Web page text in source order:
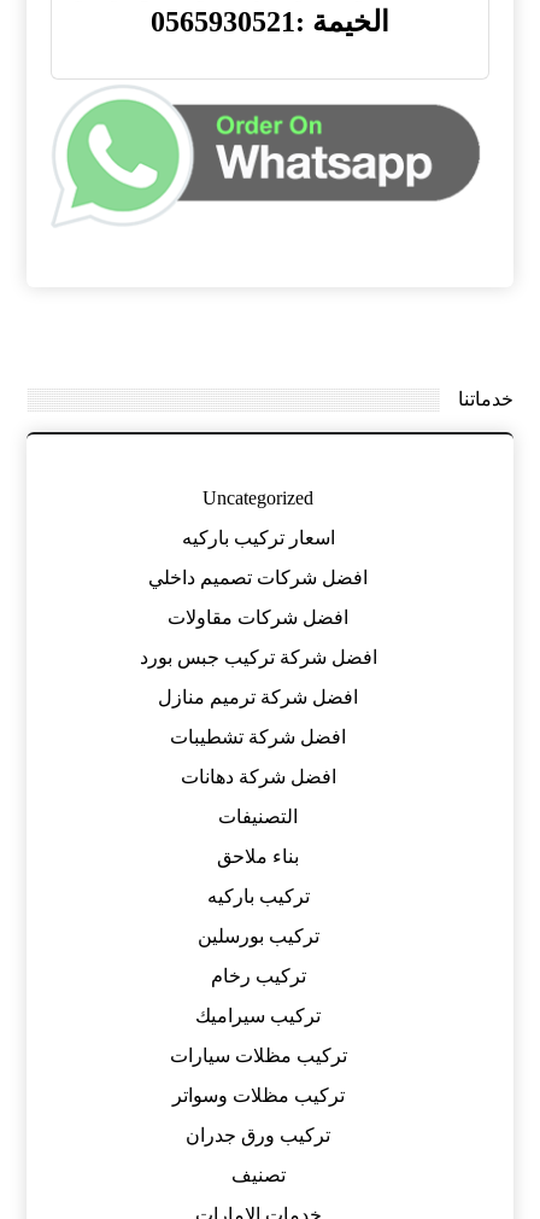
الخيمة :0565930521
خدماتنا
Uncategorized
اسعار تركيب باركيه
افضل شركات تصميم داخلي
افضل شركات مقاولات
افضل شركة تركيب جبس بورد
افضل شركة ترميم منازل
افضل شركة تشطيبات
افضل شركة دهانات
التصنيفات
بناء ملاحق
تركيب باركيه
تركيب بورسلين
تركيب رخام
تركيب سيراميك
تركيب مظلات سيارات
تركيب مظلات وسواتر
تركيب ورق جدران
تصنيف